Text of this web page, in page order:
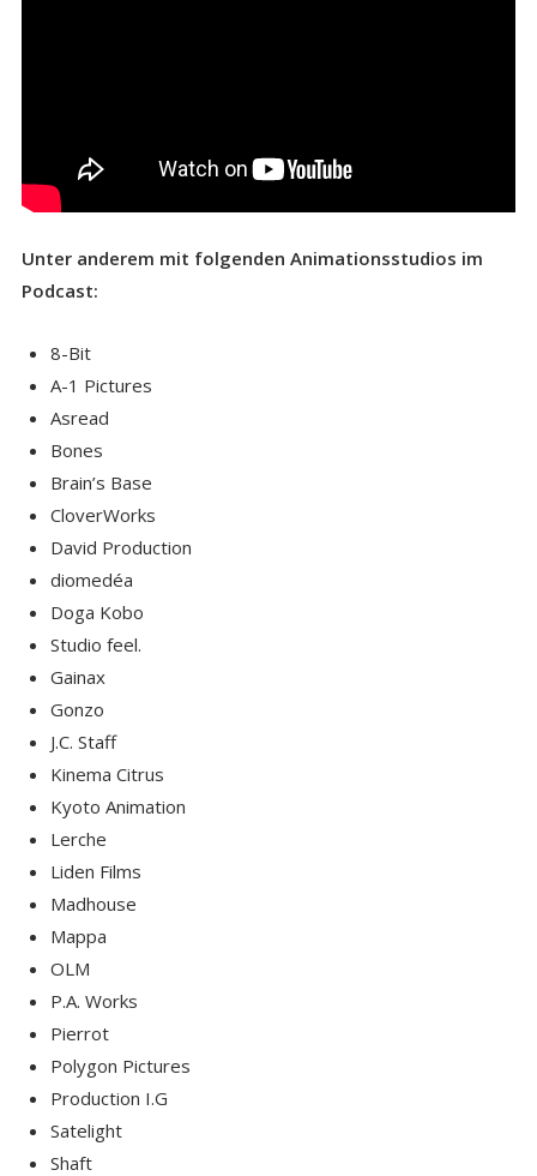
Unter anderem mit folgenden Animationsstudios im
Podcast:
8-Bit
A-1 Pictures
Asread
Bones
Brain’s Base
CloverWorks
David Production
diomedéa
Doga Kobo
Studio feel.
Gainax
Gonzo
J.C. Staff
Kinema Citrus
Kyoto Animation
Lerche
Liden Films
Madhouse
Mappa
OLM
P.A. Works
Pierrot
Polygon Pictures
Production I.G
Satelight
Shaft